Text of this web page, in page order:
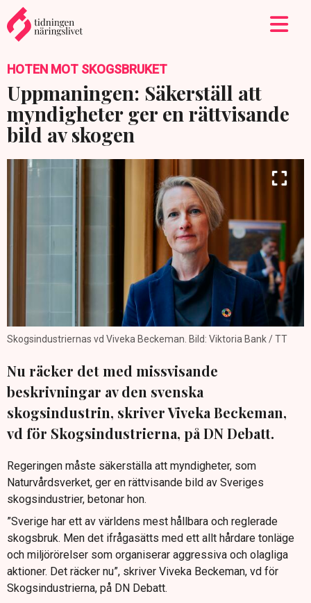
HOTEN MOT SKOGSBRUKET
Uppmaningen: Säkerställ att
myndigheter ger en rättvisande
bild av skogen
Skogsindustriernas vd Viveka Beckeman. Bild: Viktoria Bank / TT
Nu räcker det med missvisande
beskrivningar av den svenska
skogsindustrin, skriver Viveka Beckeman,
vd för Skogsindustrierna, på DN Debatt.
Regeringen måste säkerställa att myndigheter, som
Naturvårdsverket, ger en rättvisande bild av Sveriges
skogsindustrier, betonar hon.
”Sverige har ett av världens mest hållbara och reglerade
skogsbruk. Men det ifrågasätts med ett allt hårdare tonläge
och miljörörelser som organiserar aggressiva och olagliga
aktioner. Det räcker nu”, skriver Viveka Beckeman, vd för
Skogsindustrierna, på DN Debatt.